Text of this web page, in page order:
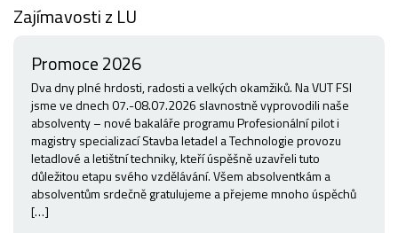
Zajímavosti z LU
Promoce 2026
Dva dny plné hrdosti, radosti a velkých okamžiků. Na VUT FSI
jsme ve dnech 07.-08.07.2026 slavnostně vyprovodili naše
absolventy – nové bakaláře programu Profesionální pilot i
magistry specializací Stavba letadel a Technologie provozu
letadlové a letištní techniky, kteří úspěšně uzavřeli tuto
důležitou etapu svého vzdělávání. Všem absolventkám a
absolventům srdečně gratulujeme a přejeme mnoho úspěchů
[…]